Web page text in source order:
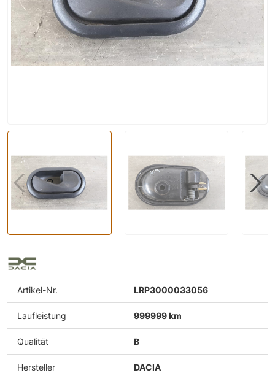
Artikel-Nr. LRP3000033056
Laufleistung 999999 km
Qualität B
Hersteller DACIA